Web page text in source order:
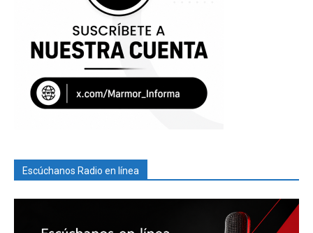
Escúchanos Radio en línea